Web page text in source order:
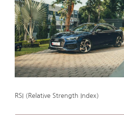
RSI (Relative Strength Index)